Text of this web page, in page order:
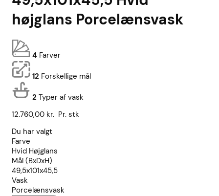
højglans Porcelænsvask
4 Farver
12 Forskellige mål
2 Typer af vask
12.760,00 kr. Pr. stk
Du har valgt
Farve
Hvid Højglans
Mål (BxDxH)
49,5x101x45,5
Vask
Porcelænsvask